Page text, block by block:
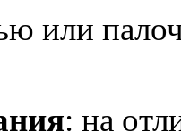
или
: на